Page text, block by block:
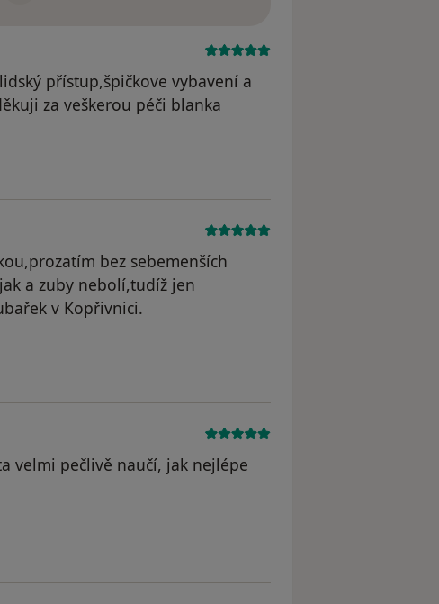
přístup,špičkove vybavení a
za veškerou péči blanka
bez sebemenších
a zuby nebolí,tudíž jen
v Kopřivnici.
odstraněn
velmi pečlivě naučí, jak nejlépe